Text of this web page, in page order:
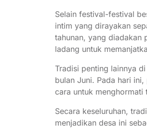
Selain festival-festival
intim yang dirayakan
tahunan, yang diadakan
ladang untuk
Tradisi penting lainnya
bulan Juni. Pada hari
cara untuk
Secara keseluruhan,
menjadikan desa ini